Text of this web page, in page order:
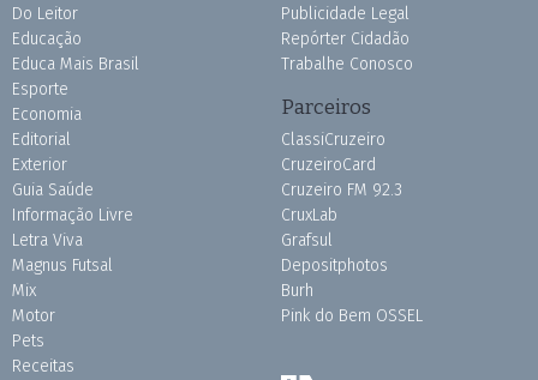
Do Leitor
Educação
Educa Mais Brasil
Esporte
Economia
Editorial
Exterior
Guia Saúde
Informação Livre
Letra Viva
Magnus Futsal
Mix
Motor
Pets
Receitas
Publicidade Legal
Repórter Cidadão
Trabalhe Conosco
Parceiros
ClassiCruzeiro
CruzeiroCard
Cruzeiro FM 92.3
CruxLab
Grafsul
Depositphotos
Burh
Pink do Bem OSSEL